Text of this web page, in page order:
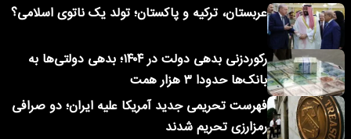
عربستان، ترکیه و پاکستان؛ تولد یک ناتوی اسلامی؟
رکوردزنی بدهی دولت در ۱۴۰۴؛ بدهی دولتی‌ها به
بانک‌ها حدودا ۳ هزار همت
فهرست تحریمی جدید آمریکا علیه ایران؛ دو صرافی
رمزارزی تحریم شدند